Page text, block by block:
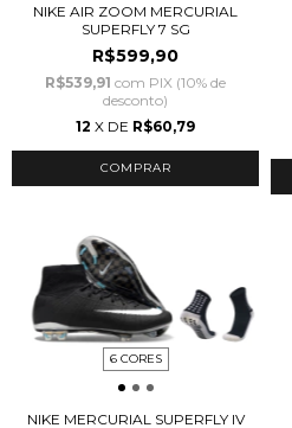
NIKE AIR ZOOM MERCURIAL
SUPERFLY 7 SG
R$599,90
R$539,91 com PIX (10% de
desconto)
12 X DE R$60,79
COMPRAR
6 CORES
NIKE MERCURIAL SUPERFLY IV